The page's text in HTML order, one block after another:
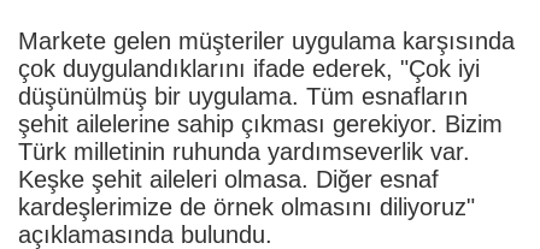
Markete gelen müşteriler uygulama karşısında
çok duygulandıklarını ifade ederek, "Çok iyi
düşünülmüş bir uygulama. Tüm esnafların
şehit ailelerine sahip çıkması gerekiyor. Bizim
Türk milletinin ruhunda yardımseverlik var.
Keşke şehit aileleri olmasa. Diğer esnaf
kardeşlerimize de örnek olmasını diliyoruz"
açıklamasında bulundu.